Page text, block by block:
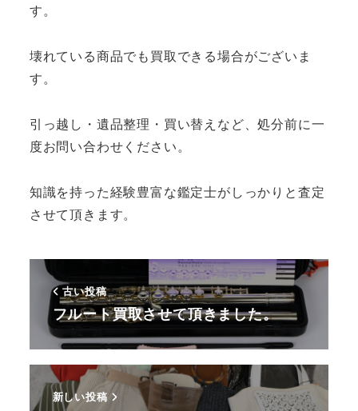
す。
壊れている商品でも買取できる場合がございま
す。
引っ越し・遺品整理・買い替えなど、処分前に一
度お問い合わせください。
知識を持った経験豊富な鑑定士がしっかりと査定
させて頂きます。
古い投稿
フルート買取させて頂きました。
新しい投稿